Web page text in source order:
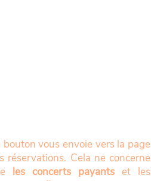
bouton vous envoie vers la page
réservations. Cela ne concerne
les concerts payants et les